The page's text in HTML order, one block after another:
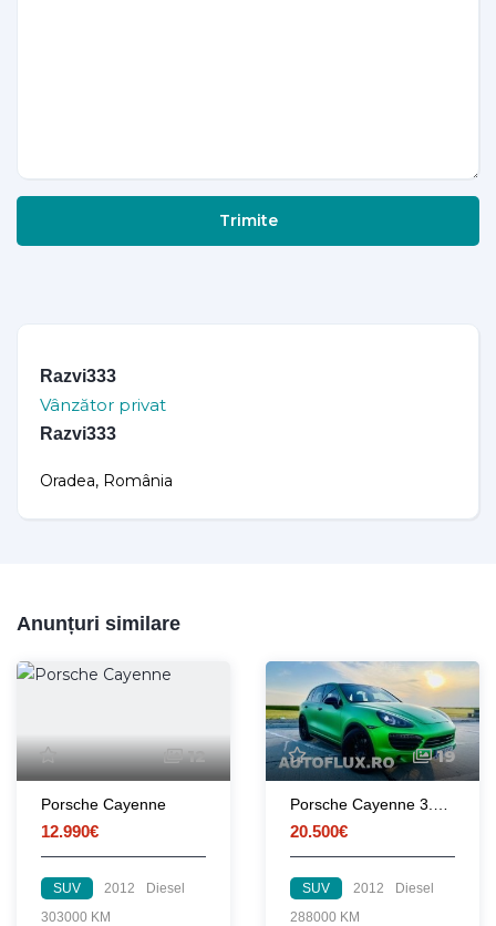
Trimite
Razvi333
Vânzător privat
Razvi333
Oradea, România
Anunțuri similare
12
Porsche Cayenne
12.990€
SUV 2012
Diesel
303000 KM
19
20.500€
SUV 2012
Diesel
288000 KM